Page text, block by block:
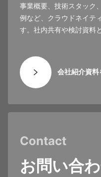
事業概要、技術スタック
例など、クラウドネイテ
す。社内共有や検討資料
会社紹介資
Contact
お問い合